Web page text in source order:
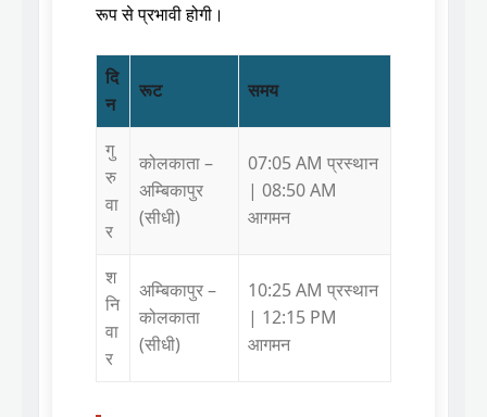
रूप से प्रभावी होगी।
दि
न
रूट समय
गु
रु
वा
र
कोलकाता –
अम्बिकापुर
(सीधी)
07:05 AM प्रस्थान
| 08:50 AM
आगमन
श
नि
वा
र
अम्बिकापुर –
कोलकाता
(सीधी)
10:25 AM प्रस्थान
| 12:15 PM
आगमन